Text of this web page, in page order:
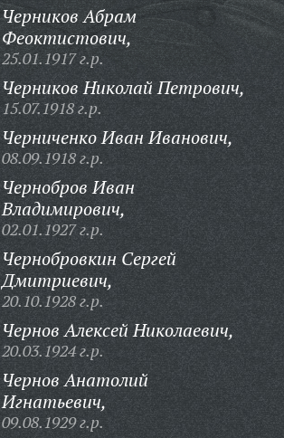
Черников Абрам
Феоктистович,
25.01.1917 г.р.
Черников Николай Петрович,
15.07.1918 г.р.
Черниченко Иван Иванович,
08.09.1918 г.р.
Чернобров Иван
Владимирович,
02.01.1927 г.р.
Чернобровкин Сергей
Дмитриевич,
20.10.1928 г.р.
Чернов Алексей Николаевич,
20.03.1924 г.р.
Чернов Анатолий
Игнатьевич,
09.08.1929 г.р.